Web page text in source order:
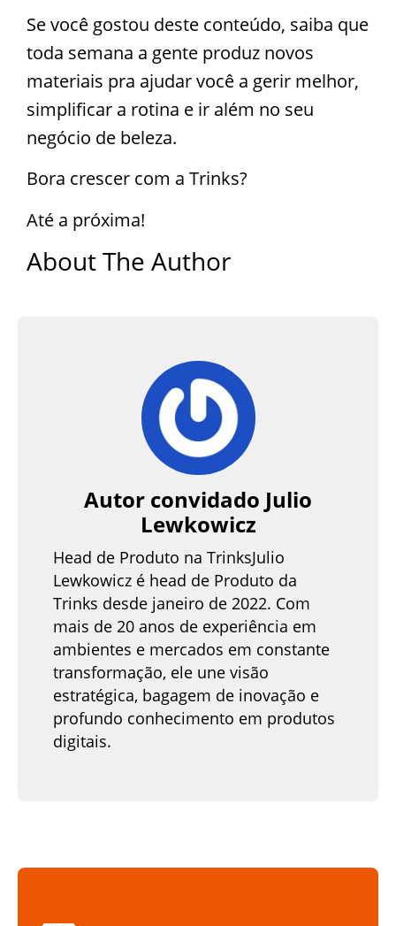
Se você gostou deste conteúdo, saiba que
toda semana a gente produz novos
materiais pra ajudar você a gerir melhor,
simplificar a rotina e ir além no seu
negócio de beleza.
Bora crescer com a Trinks?
Até a próxima!
About The Author
Autor convidado Julio
Lewkowicz
Head de Produto na TrinksJulio
Lewkowicz é head de Produto da
Trinks desde janeiro de 2022. Com
mais de 20 anos de experiência em
ambientes e mercados em constante
transformação, ele une visão
estratégica, bagagem de inovação e
profundo conhecimento em produtos
digitais.